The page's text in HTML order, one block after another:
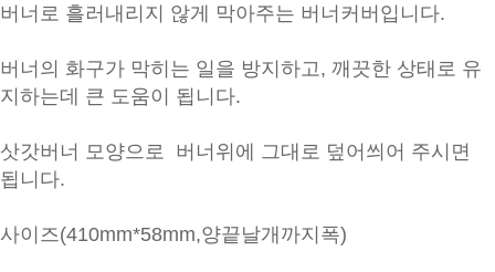
버너로 흘러내리지 않게 막아주는 버너커버입니다.
버너의 화구가 막히는 일을 방지하고, 깨끗한 상태로 유
지하는데 큰 도움이 됩니다.
삿갓버너 모양으로 버너위에 그대로 덮어씌어 주시면
됩니다.
사이즈(410mm*58mm,양끝날개까지폭)